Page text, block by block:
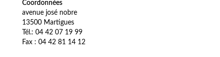
Coordonnées
avenue josé nobre
13500 Martigues
Tél.: 04 42 07 19 99
Fax : 04 42 81 14 12